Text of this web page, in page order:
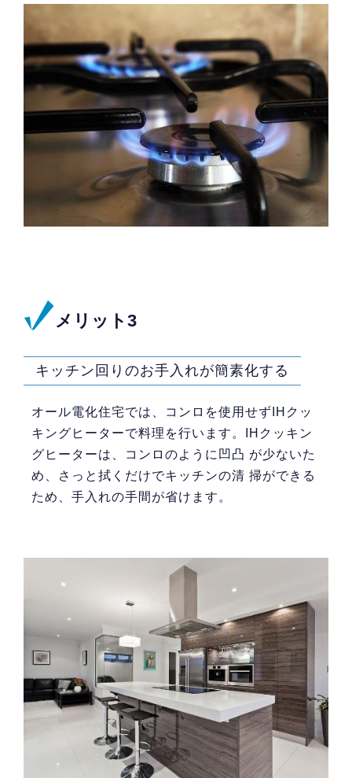
メリット3
キッチン回りのお手入れが簡素化する
オール電化住宅では、コンロを使用せずIHクッ
キングヒーターで料理を行います。IHクッキン
グヒーターは、コンロのように凹凸 が少ないた
め、さっと拭くだけでキッチンの清 掃ができる
ため、手入れの手間が省けます。